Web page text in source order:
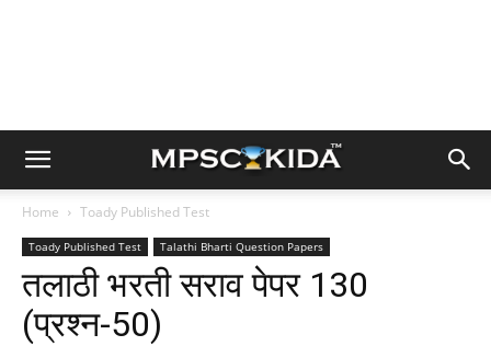
Home Toady Published Test
Toady Published Test Talathi Bharti Question Papers
तलाठी भरती सराव पेपर 130
(प्रश्न-50)